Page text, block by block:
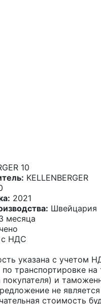
10
KELLENBERGER
2021
Швейцария
месяца
c НДС
указана с учетом
по транспортировке
покупателя) и
не
стоимость